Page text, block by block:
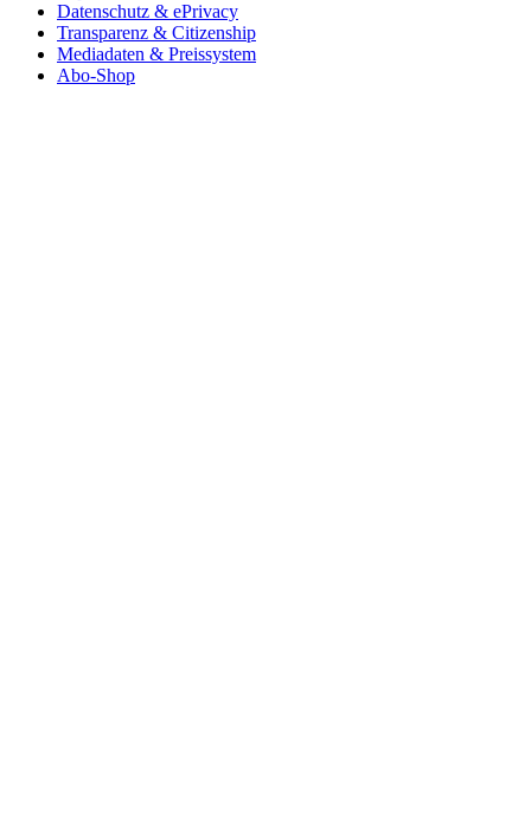
Datenschutz & ePrivacy
Transparenz & Citizenship
Mediadaten & Preissystem
Abo-Shop